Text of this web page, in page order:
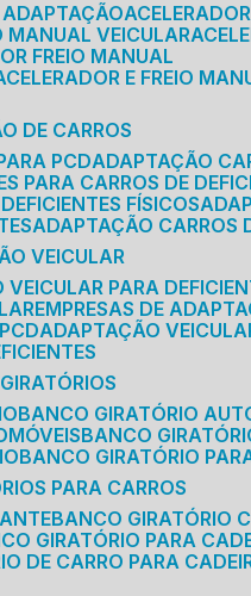
ADAPTAÇÃO
MANUAL VEICULAR
FREIO MANUAL
ACELERADOR E FREIO
DE CARROS
PCD
ADAPTAÇÃO
PARA CARROS DE
FÍSICOS
ADAPTAÇÃO CARROS
VEICULAR
VEICULAR PARA
EMPRESAS DE
ADAPTAÇÃO
BANCO GIRATÓRIO
BANCO
BANCO GIRATÓRIO
PARA CARROS
BANCO GIRATÓRIO
GIRATÓRIO PARA
DE CARRO PARA